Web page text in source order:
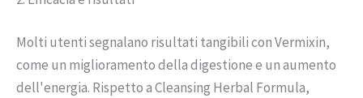
Molti utenti segnalano risultati tangibili con Vermixin,
come un miglioramento della digestione e un aumento
dell'energia. Rispetto a Cleansing Herbal Formula,